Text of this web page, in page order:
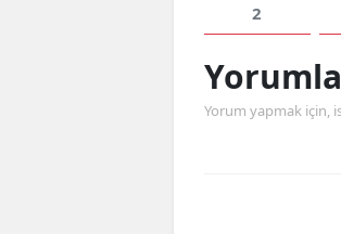
2
Yorum yapmak için,